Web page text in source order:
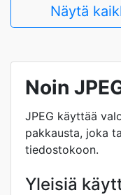
Näytä
Noin
JPEG käyttää
pakkausta, joka
tiedostokoon.
Yleisiä